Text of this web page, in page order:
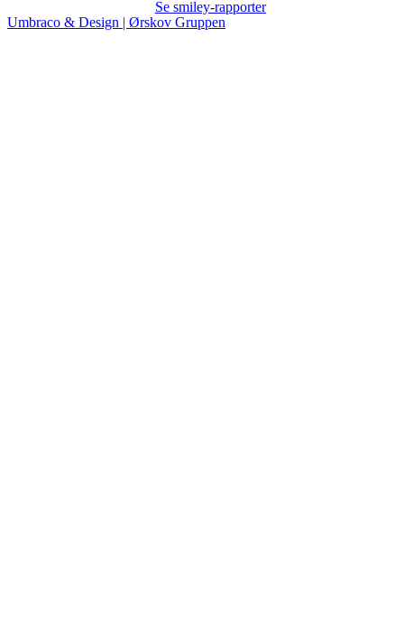
Se smiley-rapporter
Umbraco & Design | Ørskov Gruppen